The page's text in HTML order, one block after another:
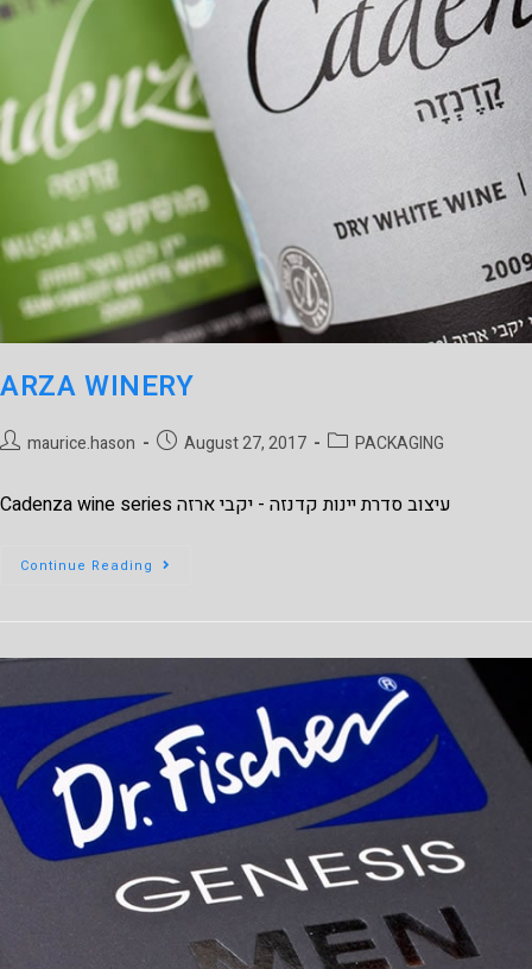
ARZA WINERY
maurice.hason August 27, 2017 PACKAGING
Cadenza wine series עיצוב סדרת יינות קדנזה - יקבי ארזה
Continue Reading